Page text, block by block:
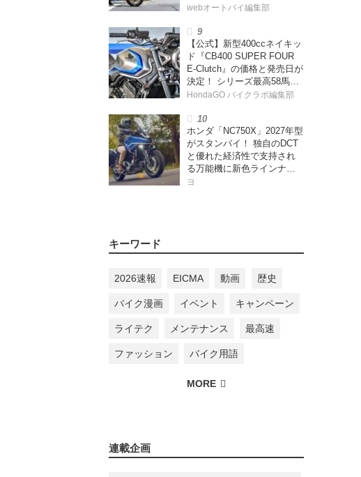
べきポイントをチェック！
webオートバイ編集部
【公式】新型400ccネイキッ
ド『CB400 SUPER FOUR
E-Clutch』の価格と発売日が
決定！ シリーズ最高58馬力
＆14kgもの軽量化!? 完全に
【Honda2026新車ニュー
ス】
HondaGO バイクラボ編集部
ホンダ「NC750X」2027年型
がスタンバイ！ 独自のDCT
と優れた経済性で支持され
る万能機に新色ラインナッ
プ【欧州】
ヨ
キーワード
2026速報 EICMA 動画 歴史
バイク漫画 イベント キャンペーン
ライテク メンテナンス 最高速
ファッション バイク用語
連載企画